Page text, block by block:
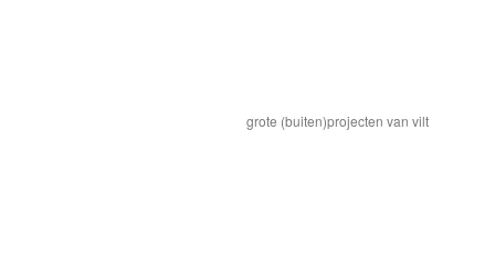
grote (buiten)projecten van vilt